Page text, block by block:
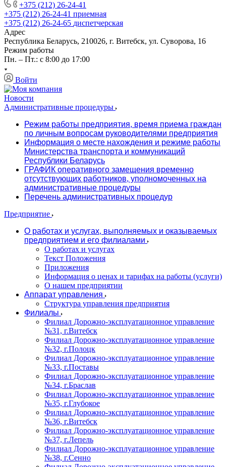
+375 (212) 26-24-41
+375 (212) 26-24-41 приемная
+375 (212) 26-24-65 диспетчерская
Адрес
Республика Беларусь, 210026, г. Витебск, ул. Суворова, 16
Режим работы
Пн. – Пт.: с 8:00 до 17:00
Войти
Новости
Административные процедуры
Режим работы предприятия, время приема граждан
по личным вопросам руководителями предприятия
Информация о месте нахождения и режиме работы
Министерства транспорта и коммуникаций
Республики Беларусь
ГРАФИК оперативного замещения временно
отсутствующих работников, уполномоченных на
административные процедуры
Перечень административных процедур
Предприятие
О работах и услугах, выполняемых и оказываемых
предприятием и его филиалами
О работах и услугах
Текст Положения
Приложения
Информация о ценах и тарифах на работы (услуги)
О нашем предприятии
Аппарат управления
Структура управления предприятия
Филиалы
Филиал Дорожно-эксплуатационное управление
№31, г.Витебск
Филиал Дорожно-эксплуатационное управление
№32, г.Полоцк
Филиал Дорожно-эксплуатационное управление
№33, г.Поставы
Филиал Дорожно-эксплуатационное управление
№34, г.Браслав
Филиал Дорожно-эксплуатационное управление
№35, г.Глубокое
Филиал Дорожно-эксплуатационное управление
№36, г.Витебск
Филиал Дорожно-эксплуатационное управление
№37, г.Лепель
Филиал Дорожно-эксплуатационное управление
№38, г.Сенно